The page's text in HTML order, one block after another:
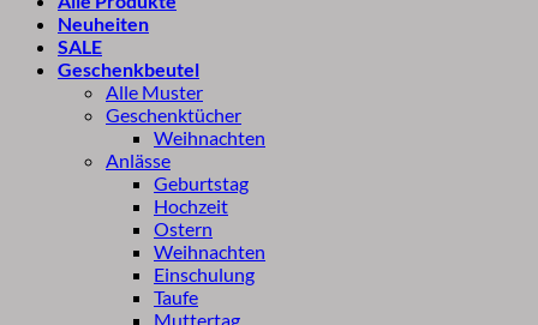
Neuheiten
SALE
Geschenkbeutel
Alle Muster
Geschenktücher
Weihnachten
Anlässe
Geburtstag
Hochzeit
Ostern
Weihnachten
Einschulung
Taufe
Muttertag